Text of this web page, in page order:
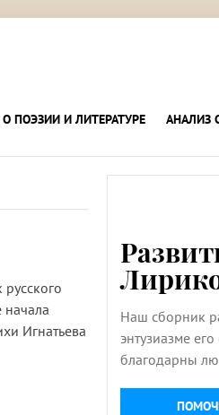
О ПОЭЗИИ И ЛИТЕРАТУРЕ АНАЛИЗ
начала
Игнатьева
Наш сборник
энтузиазме
благодарны